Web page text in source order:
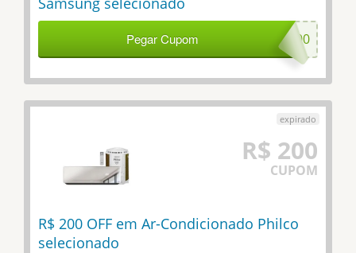
Pegar Cupom SAM300
R$ 200
CUPOM
R$ 200 OFF em Ar-Condicionado Philco
selecionado